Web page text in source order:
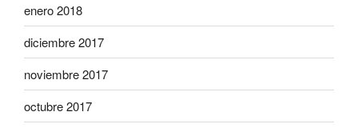
enero 2018
diciembre 2017
noviembre 2017
octubre 2017